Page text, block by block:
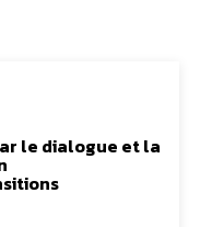
le dialogue et la